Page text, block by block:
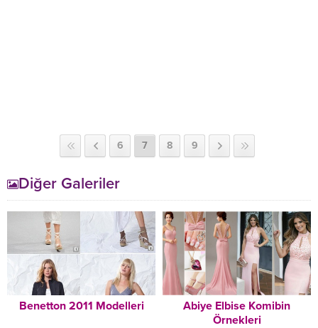
6 7 8 9
Diğer Galeriler
Benetton 2011 Modelleri
Abiye Elbise Komibin
Örnekleri